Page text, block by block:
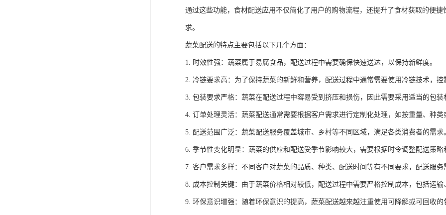
通过这些功能，食材配送应用不仅简化了用户的购物流程，还提升了食材获取的便
求。
蔬菜配送的特点主要包括以下几个方面：
1. 时效性强：蔬菜属于易腐食品，配送过程中需要确保快速送达，以保持新鲜度。
2. 冷链要求高：为了保持蔬菜的新鲜和营养，配送过程中通常需要使用冷链技术，控
3. 包装要求严格：蔬菜在配送过程中容易受到挤压和损伤，因此需要采用适当的包
4. 订单处理灵活：蔬菜配送通常需要根据客户需求进行定制化处理，如按重量、种
5. 配送范围广泛：蔬菜配送服务覆盖城市、乡村等不同区域，满足各类消费者的需求
6. 季节性变化明显：蔬菜的供应和配送受季节影响较大，需要根据时令调整配送策略
7. 客户需求多样：不同客户对蔬菜的品质、种类、配送时间等有不同要求，配送服
8. 成本控制关键：由于蔬菜价格相对较低，配送过程中需要严格控制成本，包括运
9. 环保意识增强：随着环保意识的提高，蔬菜配送越来越注重使用可降解或可回收